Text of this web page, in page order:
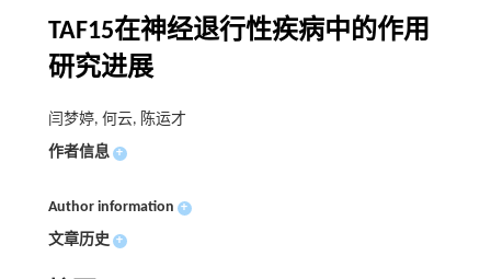
TAF15在神经退行性疾病中的作用
研究进展
闫梦婷, 何云, 陈运才
作者信息 +
Author information +
文章历史 +